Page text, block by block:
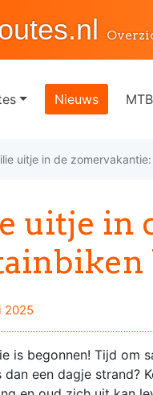
Nieuws
uitje in de
uitje in
2025
is begonnen! Tijd om
dan een dagje strand?